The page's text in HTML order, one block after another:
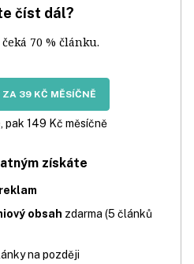
číst dál?
čeká 70 % článku.
ZA 39 KČ MĚSÍČNĚ
pak 149 Kč měsíčně
získáte
obsah zdarma (5 článků
na později